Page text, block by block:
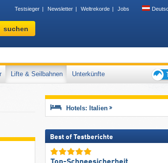
Testsieger Newsletter Weltrekorde Jobs
Skigebiet,
suchen
Lifte & Seilbahnen
Unterkünfte
für
Hotels: Italien
Best of Testberichte